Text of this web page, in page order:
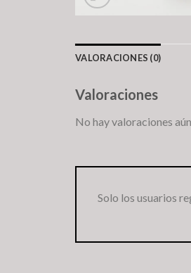
VALORACIONES (0)
Valoraciones
No hay valoraciones
Solo los usuarios